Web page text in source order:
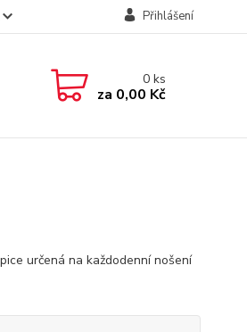
Přihlášení
0ks
za 0,00 Kč
určená na každodenní nošení